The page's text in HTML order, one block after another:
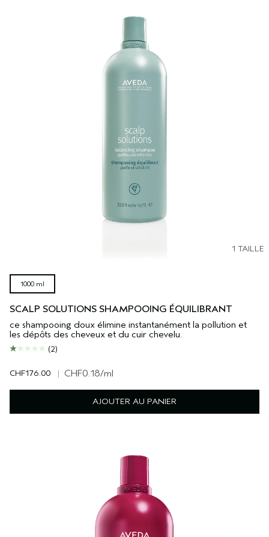
1 TAILLE
1000 ml
SCALP SOLUTIONS SHAMPOOING ÉQUILIBRANT
ce shampooing doux élimine instantanément la pollution et
les dépôts des cheveux et du cuir chevelu.
(2)
CHF176.00 | CHF0.18/ml
AJOUTER AU PANIER